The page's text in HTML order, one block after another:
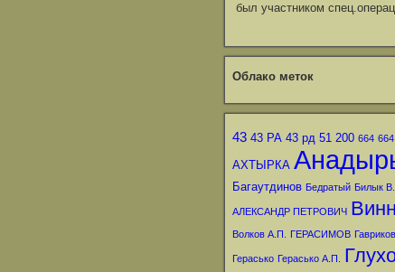
был участником
Облако меток
43 43 РА 43 рд 51 200 664
АХТЫРКА
Багаутдинов Бедратый Билык
АЛЕКСАНДР ПЕТРОВИЧ
Волков А.П. ГЕРАСИМОВ Гавриков
Герасько Герасько А.П.